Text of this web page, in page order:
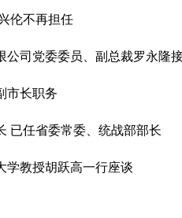
伦不再担任
公司党委委员、副总裁罗永隆
市长职务
已任省委常委、统战部部长
学教授胡跃高一行座谈